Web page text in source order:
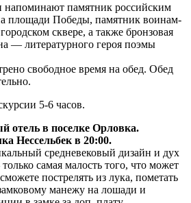
напоминают памятник российским
площади Победы, памятник воинам-
сквере, а также бронзовая
— литературного героя поэмы
свободное время на обед. Обед
5-6 часов.
отель в поселке Орловка.
Нессельбек в 20:00.
средневековый дизайн и дух
самая малость того, что может
пострелять из лука, пометать
манежу на лошади и